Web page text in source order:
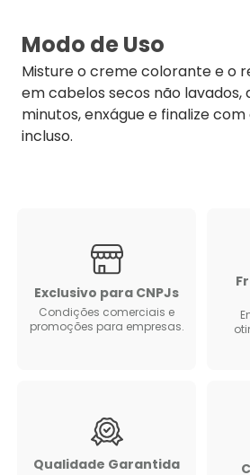
Modo de Uso
Misture o creme colorante e o
em cabelos secos não lavados,
minutos, enxágue e finalize
incluso.
Exclusivo para CNPJs
Condições comerciais e
promoções para empresas.
Qualidade Garantida